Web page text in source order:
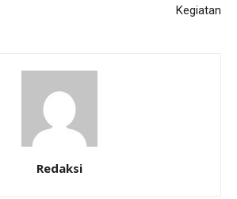
Kegiatan
Redaksi